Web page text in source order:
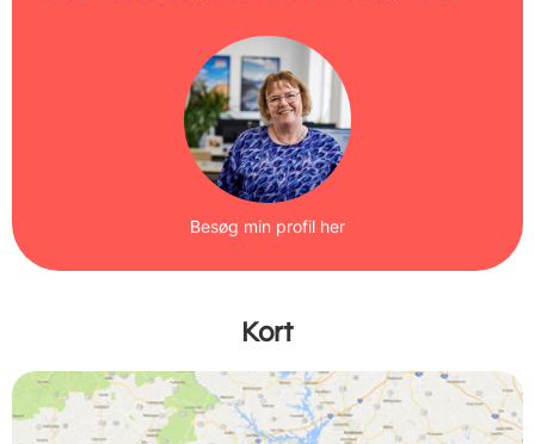
Besøg min profil her
Kort